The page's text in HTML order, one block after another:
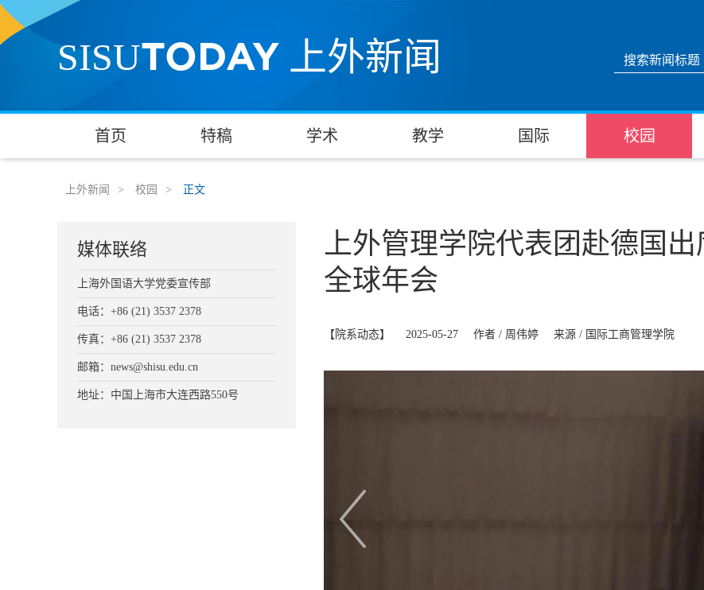
SISUTODAY 上外新闻
首页 特稿 学术 教学 国际 校园
上外新闻 > 校园 > 正文
上外管理学院代表团赴德国
全球年会
【院系动态】 2025-05-27 作者 / 周伟婷 来源 / 国际工商管理学院
媒体联络
上海外国语大学党委宣传部
电话：+86 (21) 3537 2378
传真：+86 (21) 3537 2378
邮箱：news@shisu.edu.cn
地址：中国上海市大连西路550号